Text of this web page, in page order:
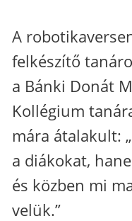
A
felkészítő
a Bánki Donát
Kollégium
mára átalakult:
a diákokat,
és közben mi
velük.”